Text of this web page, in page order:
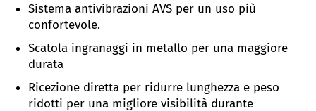
Sistema antivibrazioni AVS per un uso più
confortevole.
Scatola ingranaggi in metallo per una maggiore
durata
Ricezione diretta per ridurre lunghezza e peso
ridotti per una migliore visibilità durante